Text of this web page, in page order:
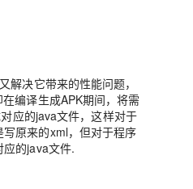
解决它带来的性能问题，
编译生成APK期间，将需
应的java文件，这样对于
原来的xml，但对于程序
的java文件.